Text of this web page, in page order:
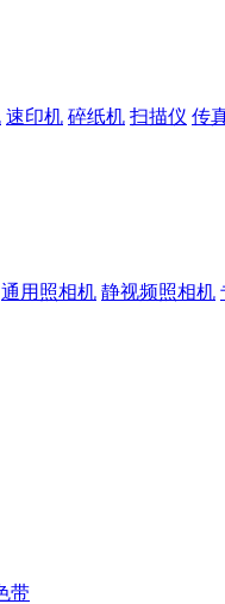
速印机 碎纸机 扫描仪 传
通用照相机 静视频照相机
带